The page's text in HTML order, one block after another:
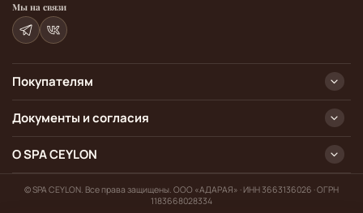
Покупателям
Документы и согласия
О SPA CEYLON
Мы на связи
© SPA CEYLON. Все права защищены. ООО «АДАРАЯ» · ИНН 3663136026 · ОГРН
1183668028334